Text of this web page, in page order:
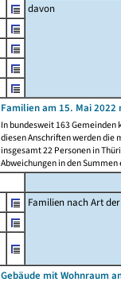
davon
Familien am 15. Mai 2022
In bundesweit 163
diesen Anschriften werden die
insgesamt 22 Personen in
Abweichungen in den
Familien nach Art
Gebäude mit Wohnraum